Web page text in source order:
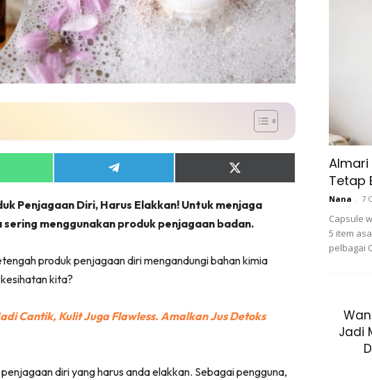
Share
on
Share
on
(Twitter)
Penjagaan Diri, Harus Elakkan! Untuk menjaga
menggunakan produk penjagaan badan.
produk penjagaan diri mengandungi bahan kimia
kita?
Cantik, Kulit Juga Flawless. Amalkan Jus Detoks
diri yang harus anda elakkan. Sebagai pengguna,
Almari
Tetap
Nana - 7
Capsule
5 item
pelbagai
Jadi